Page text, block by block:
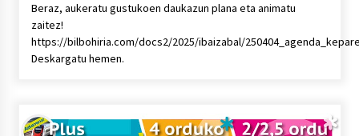
Beraz, aukeratu gustukoen daukazun plana eta animatu
zaitez!
https://bilbohiria.com/docs2/2025/ibaizabal/
Deskargatu hemen.